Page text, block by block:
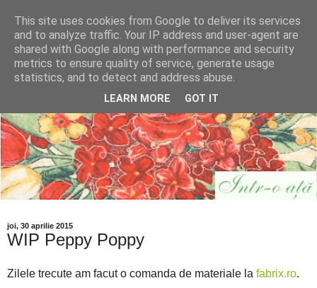
joi, 30 aprilie 2015
WIP Peppy Poppy
Zilele trecute am facut o comanda de materiale la fabrix.ro.
This site uses cookies from Google to deliver its services
and to analyze traffic. Your IP address and user-agent are
shared with Google along with performance and security
metrics to ensure quality of service, generate usage
statistics, and to detect and address abuse.
LEARN MORE GOT IT